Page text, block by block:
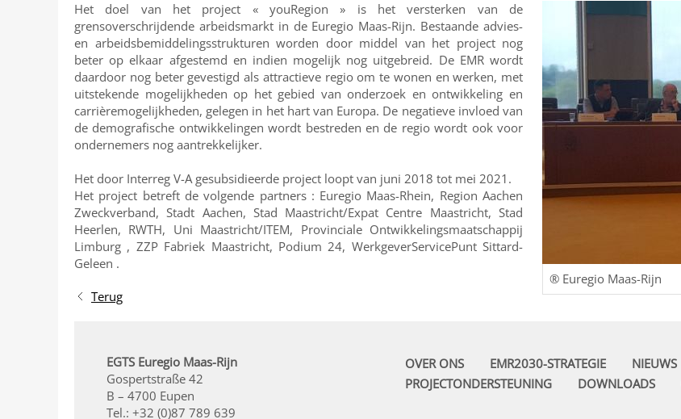
® Euregio Maas-Rijn
Het doel van het project « youRegion » is het versterken van de
grensoverschrijdende arbeidsmarkt in de Euregio Maas-Rijn. Bestaande advies-
en arbeidsbemiddelingsstrukturen worden door middel van het project nog
beter op elkaar afgestemd en indien mogelijk nog uitgebreid. De EMR wordt
daardoor nog beter gevestigd als attractieve regio om te wonen en werken, met
uitstekende mogelijkheden op het gebied van onderzoek en ontwikkeling en
carrièremogelijkheden, gelegen in het hart van Europa. De negatieve invloed van
de demografische ontwikkelingen wordt bestreden en de regio wordt ook voor
ondernemers nog aantrekkelijker.
Het door Interreg V-A gesubsidieerde project loopt van juni 2018 tot mei 2021.
Het project betreft de volgende partners : Euregio Maas-Rhein, Region Aachen
Zweckverband, Stadt Aachen, Stad Maastricht/Expat Centre Maastricht, Stad
Heerlen, RWTH, Uni Maastricht/ITEM, Provinciale Ontwikkelingsmaatschappij
Limburg , ZZP Fabriek Maastricht, Podium 24, WerkgeverServicePunt Sittard-
Geleen .
Terug
EGTS Euregio Maas-Rijn
Gospertstraße 42
B – 4700 Eupen
Tel.: +32 (0)87 789 639
OVER ONS EMR2030-STRATEGIE NIEUWS
PROJECTONDERSTEUNING
DOWNLOADS